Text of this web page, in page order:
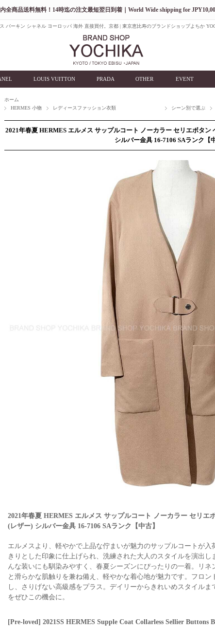
全商品送料無料！14時迄の注文最短翌日到着｜World Wide shipping for
バーキン シャネル ヨーロッパ 海外 直接買付。京都 | 東京恵比寿のブランドショップよちか
LOUIS VUITTON PRADA OTHER EVENT
ホーム
HERMES 小物
レディースファッション衣類 シーン別で選ぶ
2021年春夏 HERMES エルメス サップルコート ノーカラー セリエボタ
シルバー金具 16-7106 SAランク【
2021年春夏 HERMES エルメス サップルコート ノーカラー セリエ
(レザー) シルバー金具 16-7106 SAランク【中古】
エルメスより、軽やかで上品な佇まいが魅力のサップルコートが
きりとした印象に仕上げられ、洗練された大人のスタイルを演出
んな装いにも馴染みやすく、春夏シーズンにぴったりの一着。リ
と滑らかな肌触りを兼ね備え、軽やかな着心地が魅力です。フロ
し、さりげない高級感をプラス。デイリーからきれいめスタイル
をぜひこの機会に。
[Pre-loved] 2021SS HERMES Supple Coat Collarless Sellier Buttons